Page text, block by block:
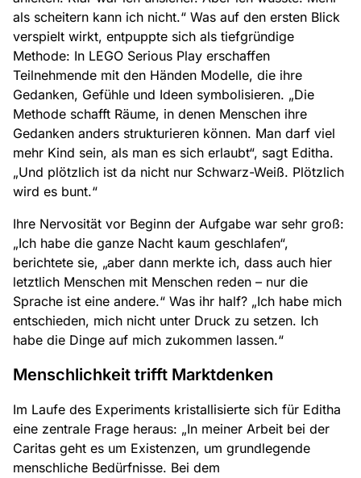
als scheitern kann ich nicht.“ Was auf den ersten Blick
verspielt wirkt, entpuppte sich als tiefgründige
Methode: In LEGO Serious Play erschaffen
Teilnehmende mit den Händen Modelle, die ihre
Gedanken, Gefühle und Ideen symbolisieren. „Die
Methode schafft Räume, in denen Menschen ihre
Gedanken anders strukturieren können. Man darf viel
mehr Kind sein, als man es sich erlaubt“, sagt Editha.
„Und plötzlich ist da nicht nur Schwarz-Weiß. Plötzlich
wird es bunt.“
Ihre Nervosität vor Beginn der Aufgabe war sehr groß:
„Ich habe die ganze Nacht kaum geschlafen“,
berichtete sie, „aber dann merkte ich, dass auch hier
letztlich Menschen mit Menschen reden – nur die
Sprache ist eine andere.“ Was ihr half? „Ich habe mich
entschieden, mich nicht unter Druck zu setzen. Ich
habe die Dinge auf mich zukommen lassen.“
Menschlichkeit trifft Marktdenken
Im Laufe des Experiments kristallisierte sich für Editha
eine zentrale Frage heraus: „In meiner Arbeit bei der
Caritas geht es um Existenzen, um grundlegende
menschliche Bedürfnisse. Bei dem